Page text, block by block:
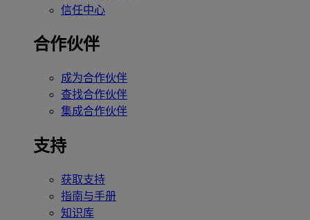
信任中心
合作伙伴
成为合作伙伴
查找合作伙伴
集成合作伙伴
支持
获取支持
指南与手册
知识库